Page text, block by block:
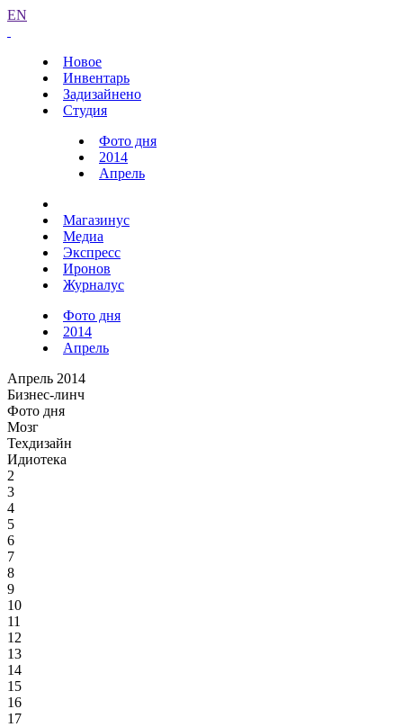
EN
Новое
Инвентарь
Задизайнено
Студия
Фото дня
2014
Апрель
Магазинус
Медиа
Экспресс
Иронов
Журналус
Фото дня
2014
Апрель
Апрель 2014
Бизнес-линч
Фото дня
Мозг
Техдизайн
Идиотека
2
3
4
5
6
7
8
9
10
11
12
13
14
15
16
17